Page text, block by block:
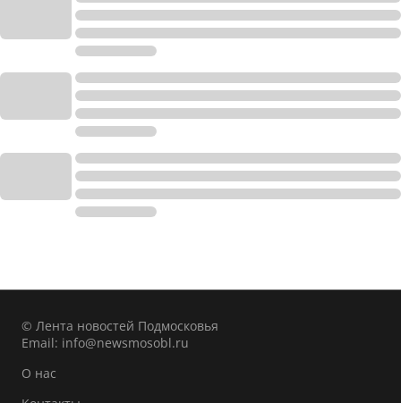
© Лента новостей Подмосковья
Email: info@newsmosobl.ru
О нас